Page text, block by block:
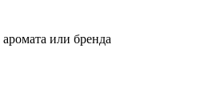
или бренда